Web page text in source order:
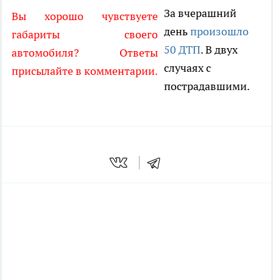
Вы хорошо чувствуете
габариты своего
автомобиля? Ответы
присылайте в комментарии.
За вчерашний
деньпроизошло
50 ДТП. В двух
случаях с
пострадавшими.